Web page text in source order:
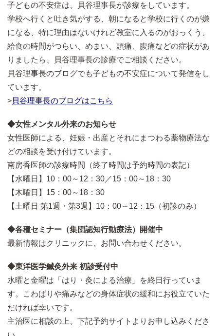
子どもの不安症は、貝谷理事長が診療をしています。
学校へ行くと吐き気がする、朝になると学校に行くのが嫌
になる、特に理由はないけれど教室に入るのがおっくう、
給食の時間がつらい、めまい、頭痛、腹痛などの症状があ
りましたら、貝谷理事長の診療でご相談ください。
貝谷理事長のブログでも子どもの不安症について発信をし
ています。
>貝谷理事長のブログはこちら
◆女性メンタル外来のお知らせ
女性医師による、妊娠・出産とそれにまつわる薬物療法な
どの相談を受け付けています。
南房香医師の診療時間（終了時間は予約時間の表記）
【水曜日】10：00～12：30／15：00～18：30
【木曜日】15：00～18：30
【土曜日 第1週・第3週】10：00～12：15（初診のみ）
◆各種セミナー（集団認知行動療法）開催中
最新情報はクリニックに、お問い合わせください。
◆東洋医学鍼灸外来 初診受付中
水曜と金曜は「はり・灸による治療」を終日行っていま
す。こわばりや痛みなどの身体症状の緩和にお役立ていた
だければ幸いです。
主治医に相談の上、下記予約サイトよりお申し込みくださ